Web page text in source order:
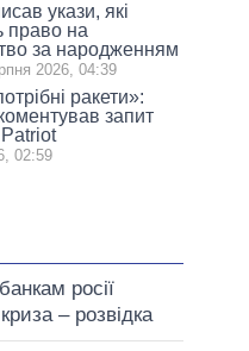
укази, які
право на
за народженням
2026, 04:39
ракети»:
запит
02:59
росії
– розвідка